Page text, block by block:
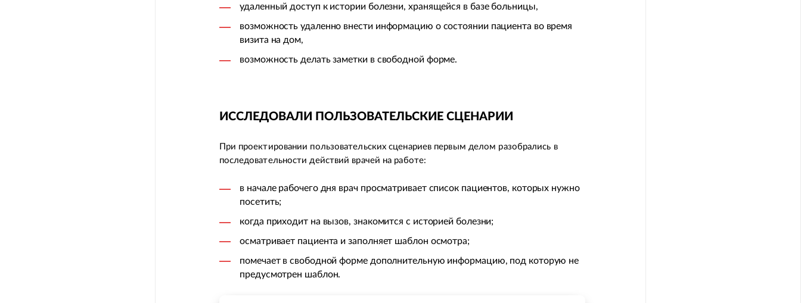
удаленный доступ к истории болезни, хранящейся в базе больницы,
возможность удаленно внести информацию о состоянии пациента во время
визита на дом,
возможность делать заметки в свободной форме.
ИССЛЕДОВАЛИ ПОЛЬЗОВАТЕЛЬСКИЕ СЦЕНАРИИ
При проектировании пользовательских сценариев первым делом разобрались в
последовательности действий врачей на работе:
в начале рабочего дня врач просматривает список пациентов, которых нужно
посетить;
когда приходит на вызов, знакомится с историей болезни;
осматривает пациента и заполняет шаблон осмотра;
помечает в свободной форме дополнительную информацию, под которую не
предусмотрен шаблон.